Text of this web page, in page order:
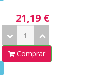
21,19 €
Comprar